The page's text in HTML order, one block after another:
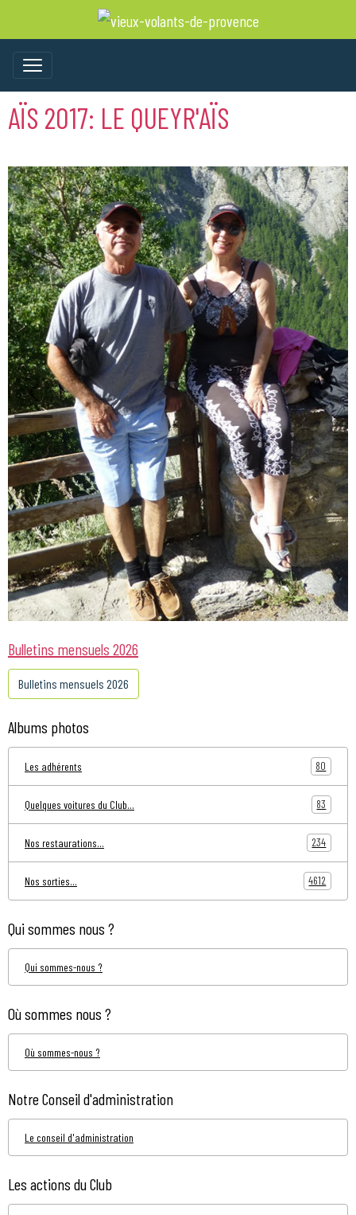
AÏS 2017: LE QUEYR'AÏS
Bulletins mensuels 2026
Bulletins mensuels 2026
Albums photos
Les adhérents 80
Quelques voitures du Club... 83
Nos restaurations... 234
Nos sorties... 4612
Qui sommes nous ?
Qui sommes-nous ?
Où sommes nous ?
Où sommes-nous ?
Notre Conseil d'administration
Le conseil d'administration
Les actions du Club